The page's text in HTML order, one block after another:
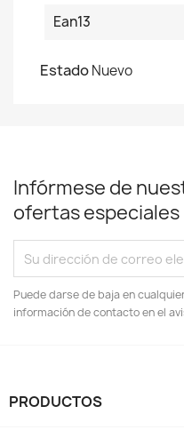
Ean13
EstadoNuevo
Infórmese de
ofertas especiales
Puede darse de baja en
información de contacto en el
PRODUCTOS